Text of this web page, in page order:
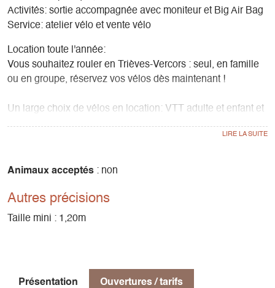
Activités: sortie accompagnée avec moniteur et Big Air Bag
Service: atelier vélo et vente vélo
Location toute l'année:
Vous souhaitez rouler en Trièves-Vercors : seul, en famille
ou en groupe, réservez vos vélos dès maintenant !
Un large choix de vélos en location: VTT adulte et enfant et
A chacun son vélo, et à chacun son circuit!
Gresse-en-Vercors est un lieu magique pour la pratique du
vélo ! Nous avons un large choix d’itinéraires, pour toutes
Votre magasin Grillet Sports est revendeur de plusieurs
Animaux acceptés : non
Autres précisions
Taille mini : 1,20m
Présentation Ouvertures / tarifs